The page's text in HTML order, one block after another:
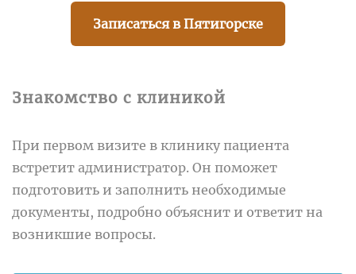
Записаться в Пятигорске
Знакомство с клиникой
При первом визите в клинику пациента
встретит администратор. Он поможет
подготовить и заполнить необходимые
документы, подробно объяснит и ответит на
возникшие вопросы.